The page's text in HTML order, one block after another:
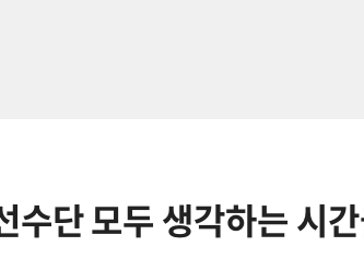
단 모두 생각하는 시